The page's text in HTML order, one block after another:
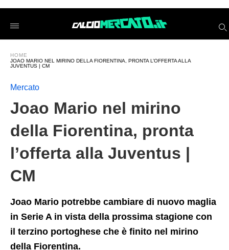
/2026/06/13/joao-
nel-
della-
fiorentina-
lofferta-
alla-
cm/amp/
HOME
JOAO MARIO NEL MIRINO DELLA FIORENTINA, PRONTA L’OFFERTA ALLA
JUVENTUS | CM
Mercato
Joao Mario nel mirino
della Fiorentina, pronta
l’offerta alla Juventus |
CM
Joao Mario potrebbe cambiare di nuovo maglia
in Serie A in vista della prossima stagione con
il terzino portoghese che è finito nel mirino
della Fiorentina.